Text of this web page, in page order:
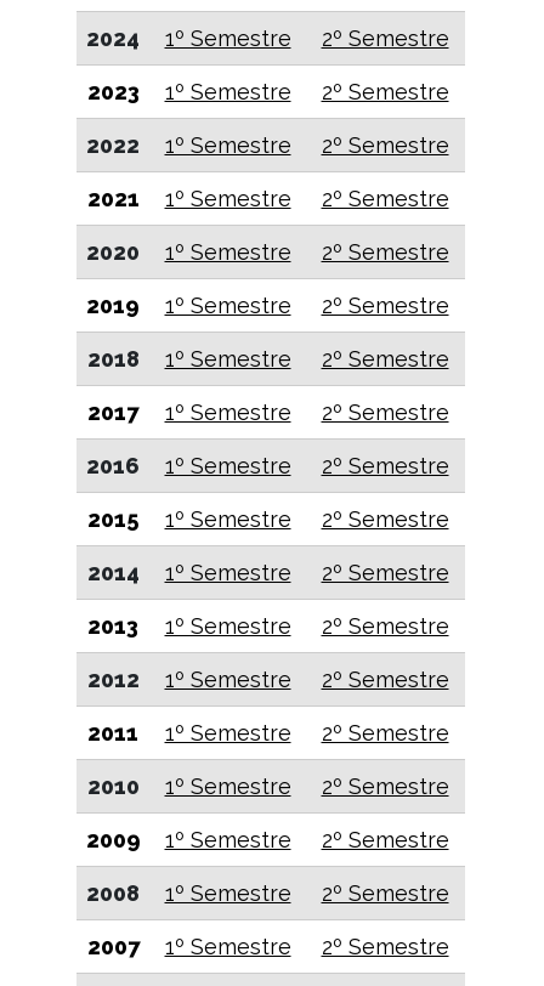
2024 1º Semestre 2º Semestre
2023 1º Semestre 2º Semestre
2022 1º Semestre 2º Semestre
2021 1º Semestre 2º Semestre
2020 1º Semestre 2º Semestre
2019 1º Semestre 2º Semestre
2018 1º Semestre 2º Semestre
2017 1º Semestre 2º Semestre
2016 1º Semestre 2º Semestre
2015 1º Semestre 2º Semestre
2014 1º Semestre 2º Semestre
2013 1º Semestre 2º Semestre
2012 1º Semestre 2º Semestre
2011 1º Semestre 2º Semestre
2010 1º Semestre 2º Semestre
2009 1º Semestre 2º Semestre
2008 1º Semestre 2º Semestre
2007 1º Semestre 2º Semestre